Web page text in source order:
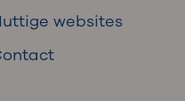
websites